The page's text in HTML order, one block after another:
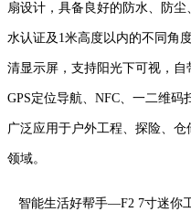
扇设计，具备良好的防水、防
水认证及1米高度以内的不同角
清显示屏，支持阳光下可视，自
GPS定位导航、NFC、一二维
广泛应用于户外工程、探险、
领域。
智能生活好帮手—F2 7寸迷你